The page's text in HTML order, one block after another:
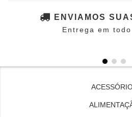
ENVIAMOS
Entrega em